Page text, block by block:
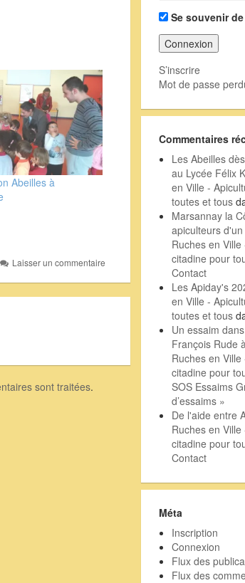
Abeilles à
Laisser un commentaire
sont traitées.
Se souvenir
S’inscrire
Mot de passe
Commentaires
Les Abeilles
au Lycée Félix
en Ville -
toutes et tous
Marsannay la
apiculteurs
Ruches en
citadine pour
Contact
Les Apiday's
en Ville -
toutes et tous
Un essaim
François Rude
Ruches en
citadine pour
SOS Essaims
d’essaims »
De l'aide entre
Ruches en
citadine pour
Contact
Méta
Inscription
Connexion
Flux des
Flux des